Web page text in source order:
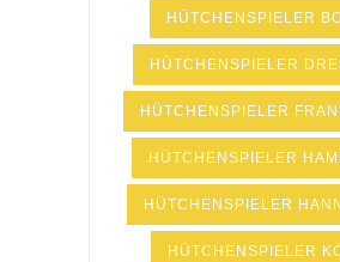
HÜTCHENSPIELER
HÜTCHENSPIELER
HÜTCHENSPIELER
HÜTCHENSPIELER
HÜTCHENSPIELER
HÜTCHENSPIELER